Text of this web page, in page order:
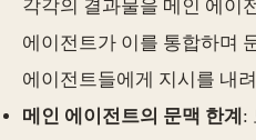
각각의 결과물을 메인 에이
에이전트가 이를 통합하며
에이전트들에게 지시를 내
메인 에이전트의 문맥 한계 :